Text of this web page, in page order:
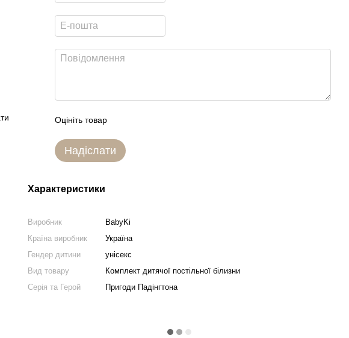
Оцініть товар
Надіслати
Характеристики
Виробник
BabyKi
Країна виробник
Україна
Гендер дитини
унісекс
Вид товару
Комплект дитячої постільної білизни
Серія та Герой
Пригоди Падінгтона